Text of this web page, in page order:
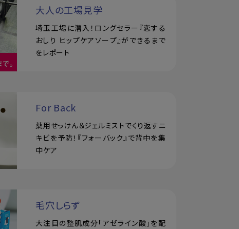
大人の工場見学
埼玉工場に潜入！ロングセラー『恋する
おしり ヒップケアソープ』ができるまで
をレポート
For Back
薬用せっけん＆ジェルミストでくり返すニ
キビを予防！『フォーバック』で背中を集
中ケア
毛穴しらず
大注目の整肌成分「アゼライン酸」を配